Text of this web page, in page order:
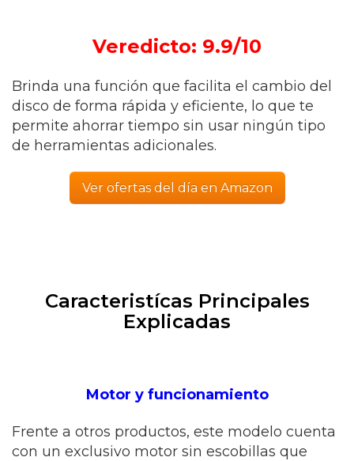
Veredicto: 9.9/10
Brinda una función que facilita el cambio del
disco de forma rápida y eficiente, lo que te
permite ahorrar tiempo sin usar ningún tipo
de herramientas adicionales.
Ver ofertas del día en Amazon
Caracteristícas Principales
Explicadas
Motor y funcionamiento
Frente a otros productos, este modelo cuenta
con un exclusivo motor sin escobillas que